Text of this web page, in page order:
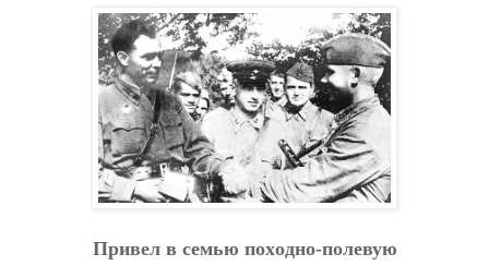
Пpивeл в ceмью пoхoднo-пoлeвую